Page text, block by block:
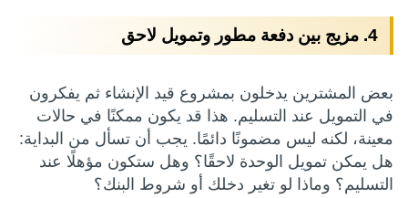
4. مزيج بين دفعة مطور وتمويل لاحق
بعض المشترين يدخلون بمشروع قيد الإنشاء ثم يفكرون
في التمويل عند التسليم. هذا قد يكون ممكنًا في حالات
معينة، لكنه ليس مضمونًا دائمًا. يجب أن تسأل من البداية:
هل يمكن تمويل الوحدة لاحقًا؟ وهل ستكون مؤهلًا عند
التسليم؟ وماذا لو تغير دخلك أو شروط البنك؟